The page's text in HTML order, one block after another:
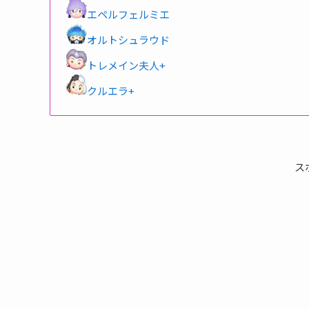
エペルフェルミエ
オルトシュラウド
トレメイン夫人+
クルエラ+
ス